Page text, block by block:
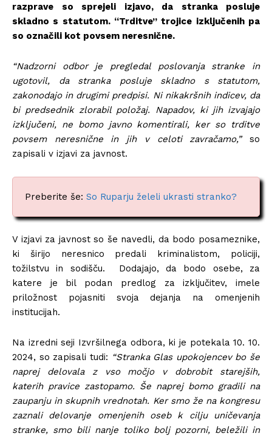
razprave so sprejeli izjavo, da stranka posluje
skladno s statutom. “Trditve” trojice izključenih pa
so označili kot povsem neresnične.
“Nadzorni odbor je pregledal poslovanja stranke in
ugotovil, da stranka posluje skladno s statutom,
zakonodajo in drugimi predpisi. Ni nikakršnih indicev, da
bi predsednik zlorabil položaj. Napadov, ki jih izvajajo
izključeni, ne bomo javno komentirali, ker so trditve
povsem neresnične in jih v celoti zavračamo,” so
zapisali v izjavi za javnost.
Preberite še: So Ruparju želeli ukrasti stranko?
V izjavi za javnost so še navedli, da bodo posameznike,
ki širijo neresnico predali kriminalistom, policiji,
tožilstvu in sodišču. Dodajajo, da bodo osebe, za
katere je bil podan predlog za izključitev, imele
priložnost pojasniti svoja dejanja na omenjenih
institucijah.
Na izredni seji Izvršilnega odbora, ki je potekala 10. 10.
2024, so zapisali tudi: “Stranka Glas upokojencev bo še
naprej delovala z vso močjo v dobrobit starejših,
katerih pravice zastopamo. Še naprej bomo gradili na
zaupanju in skupnih vrednotah. Ker smo že na kongresu
zaznali delovanje omenjenih oseb k cilju uničevanja
stranke, smo bili nanje toliko bolj pozorni, beležili in